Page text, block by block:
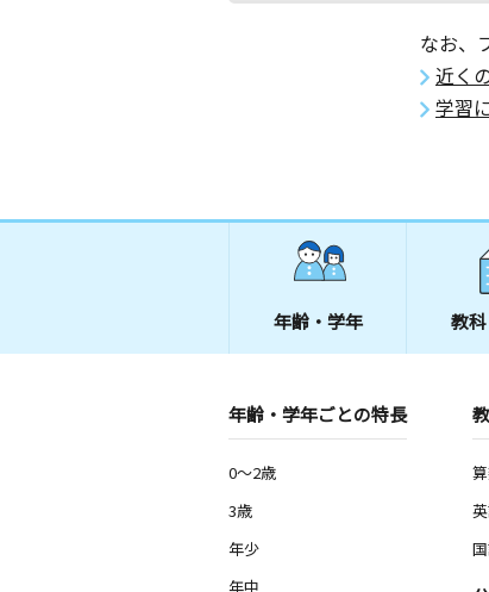
中津小楠教室
水 木 金
0歳～高校生
大分県中津市一ツ松４９－９
0歳～高校生
大分県宇佐市安心院町下毛安心
宇佐駅館教室
木
0歳～高校生
中津豊田教室
大分県中津市島田４５８－２
なお、
近く
学習
年齢・学年 教
年齢・学年ごとの特長
0～2歳
3歳
年少
年中